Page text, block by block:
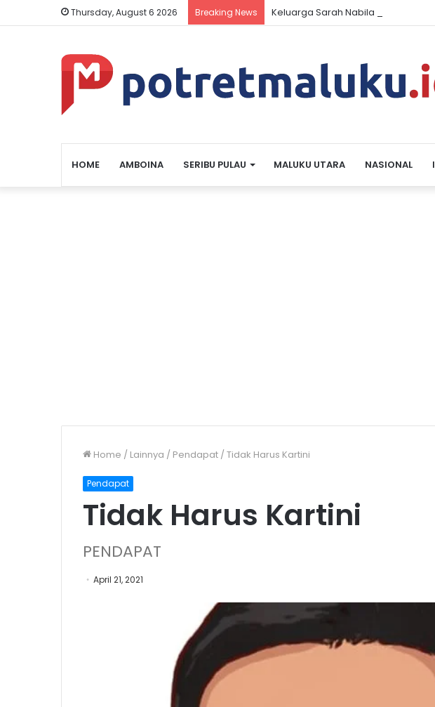
Thursday, August 6 2026 Breaking News Keluarga Sarah Nabila Minta Polda
HOME AMBOINA SERIBU PULAU MALUKU UTARA NASIONAL
Home / Lainnya / Pendapat /Tidak Harus Kartini
Pendapat
Tidak Harus Kartini
PENDAPAT
April 21, 2021